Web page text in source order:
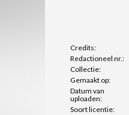
Credits:
Redactioneel nr.:
Collectie:
Gemaakt op:
Datum van
uploaden:
Soort licentie: